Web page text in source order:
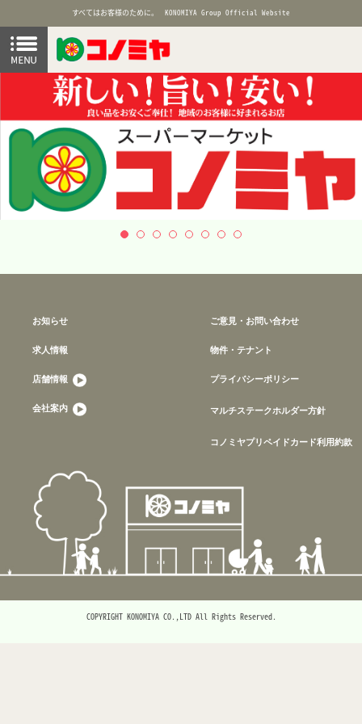
すべてはお客様のために。 KONOMIYA Group Official Website
お知らせ
求人情報
店舗情報
会社案内
ご意見・お問い合わせ
物件・テナント
プライバシーポリシー
マルチステークホルダー方針
コノミヤプリペイドカード利用約款
COPYRIGHT KONOMIYA CO.,LTD All Rights Reserved.